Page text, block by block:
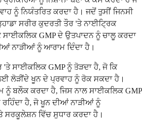
ਨੂੰ ਨਿਯੰਤਰਿਤ ਕਰਦਾ ਹੈ। ਜਦੋਂ ਤੁਸੀਂ ਜਿਨਸੀ
ਸਰੀਰ ਕੁਦਰਤੀ ਤੌਰ 'ਤੇ ਨਾਈਟ੍ਰਿਕ
GMP ਦੇ ਉਤਪਾਦਨ ਨੂੰ ਚਾਲੂ ਕਰਦਾ
ਨਾੜੀਆਂ ਨੂੰ ਆਰਾਮ ਦਿੰਦਾ ਹੈ।
ਸਾਈਕਲਿਕ GMP ਨੂੰ ਤੋੜਦਾ ਹੈ, ਜੋ ਕਿ
ਲੋੜੀਂਦੇ ਖੂਨ ਦੇ ਪ੍ਰਵਾਹ ਨੂੰ ਰੋਕ ਸਕਦਾ ਹੈ।
ਬਲੌਕ ਕਰਦਾ ਹੈ, ਜਿਸ ਨਾਲ ਸਾਈਕਲਿਕ GMP
ਹੈ, ਜੋ ਖੂਨ ਦੀਆਂ ਨਾੜੀਆਂ ਨੂੰ
ਵਿੱਚ ਸੁਧਾਰ ਕਰਦਾ ਹੈ।